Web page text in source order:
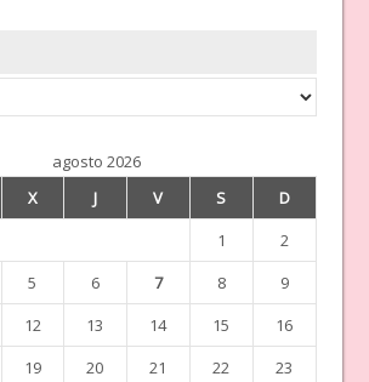
agosto 2026
X J V S
D
1
2
5 6 7 8
9
12 13 14 15
16
19 20 21 22
23